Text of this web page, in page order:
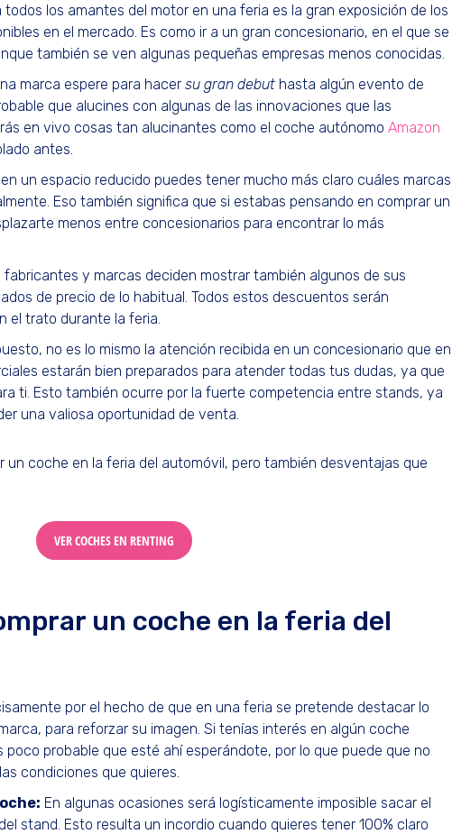
todos los amantes del motor en una feria es la gran exposición de los
en el mercado. Es como ir a un gran concesionario, en el que se
también se ven algunas pequeñas empresas menos conocidas.
marca espere para hacer su gran debut hasta algún evento de
que alucines con algunas de las innovaciones que las
en vivo cosas tan alucinantes como el coche autónomo Amazon
antes.
un espacio reducido puedes tener mucho más claro cuáles marcas
Eso también significa que si estabas pensando en comprar un
menos entre concesionarios para encontrar lo más
fabricantes y marcas deciden mostrar también algunos de sus
de precio de lo habitual. Todos estos descuentos serán
el trato durante la feria.
no es lo mismo la atención recibida en un concesionario que en
estarán bien preparados para atender todas tus dudas, ya que
ti. Esto también ocurre por la fuerte competencia entre stands, ya
una valiosa oportunidad de venta.
un coche en la feria del automóvil, pero también desventajas que
VER COCHES EN RENTING
un coche en la feria del
por el hecho de que en una feria se pretende destacar lo
para reforzar su imagen. Si tenías interés en algún coche
probable que esté ahí esperándote, por lo que puede que no
condiciones que quieres.
En algunas ocasiones será logísticamente imposible sacar el
stand. Esto resulta un incordio cuando quieres tener 100% claro